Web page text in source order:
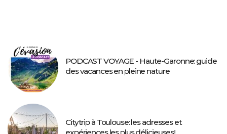
PODCAST VOYAGE - Haute-Garonne: guide
des vacances en pleine nature
Citytrip à Toulouse: les adresses et